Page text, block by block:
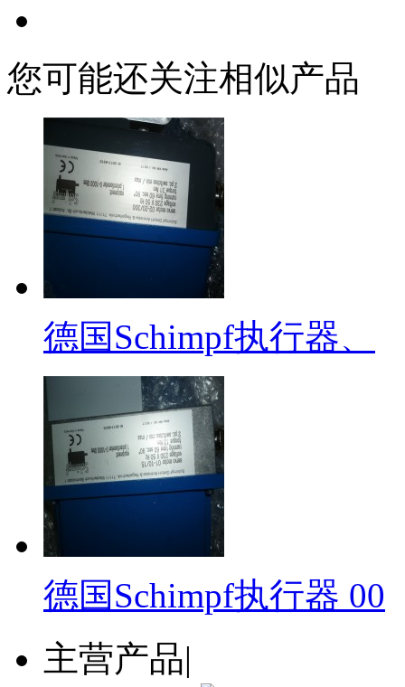
您可能还关注相似产品
德国Schimpf执行器、
德国Schimpf执行器 00
主营产品|